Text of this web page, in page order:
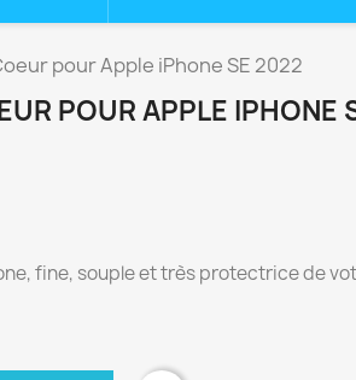
pour Apple iPhone SE 2022
POUR APPLE IPHONE
fine, souple et très protectrice de